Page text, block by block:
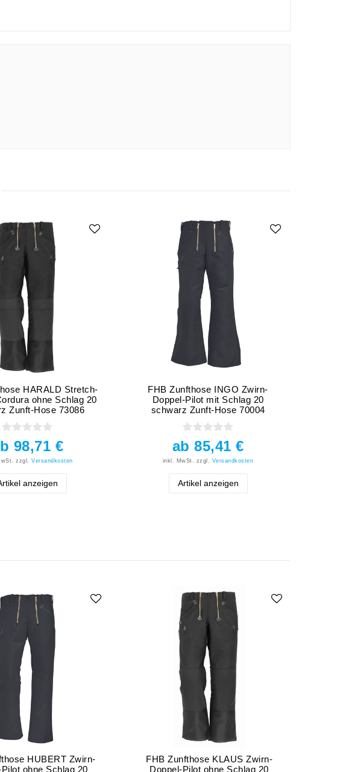
HARALD Stretch-
ohne Schlag 20
Zunft-Hose 73086
98,71 €
zzgl.Versandkosten
anzeigen
FHB Zunfthose INGO Zwirn-
Doppel-Pilot mit Schlag 20
schwarz Zunft-Hose 70004
ab 85,41 €
inkl. MwSt. zzgl. Versandkosten
Artikel anzeigen
HUBERT Zwirn-
ohne Schlag 20
FHB Zunfthose KLAUS Zwirn-
Doppel-Pilot ohne Schlag 20